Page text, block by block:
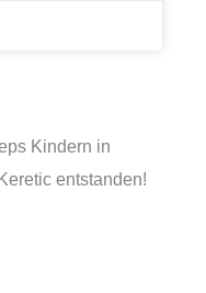
Kindern in
entstanden!